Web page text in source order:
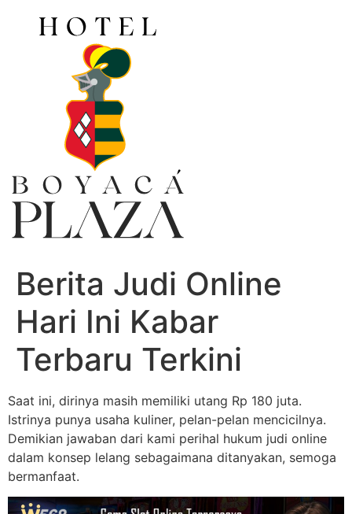
Berita Judi Online
Hari Ini Kabar
Terbaru Terkini
Saat ini, dirinya masih memiliki utang Rp 180 juta.
Istrinya punya usaha kuliner, pelan-pelan mencicilnya.
Demikian jawaban dari kami perihal hukum judi online
dalam konsep lelang sebagaimana ditanyakan, semoga
bermanfaat.